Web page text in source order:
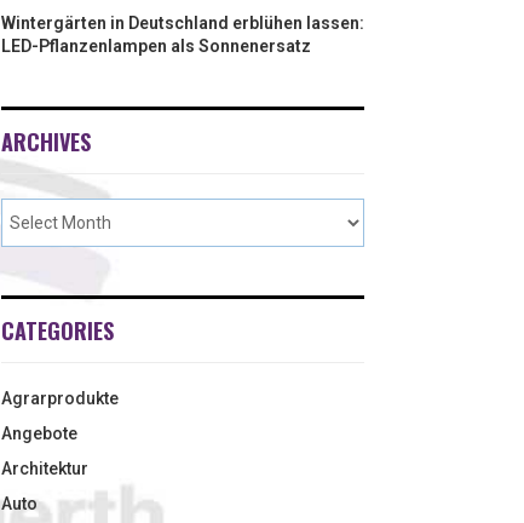
Wintergärten in Deutschland erblühen lassen:
LED-Pflanzenlampen als Sonnenersatz
ARCHIVES
CATEGORIES
Agrarprodukte
Angebote
Architektur
Auto